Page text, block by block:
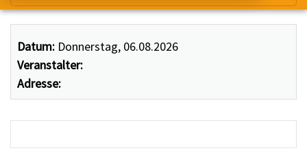
Datum: Donnerstag, 06.08.2026
Veranstalter:
Adresse: